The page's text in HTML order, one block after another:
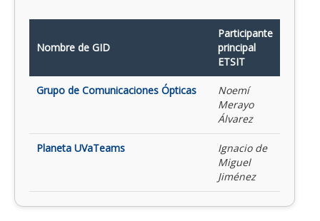
Nombre de GID
Participante
principal
ETSIT
Grupo de Comunicaciones Ópticas
Noemí
Merayo
Álvarez
Planeta UVaTeams
Ignacio de
Miguel
Jiménez